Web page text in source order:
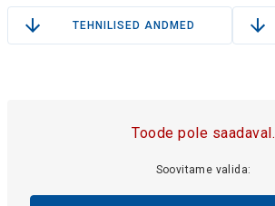
TEHNILISED ANDMED
Toode pole saadaval.
Soovitame valida: